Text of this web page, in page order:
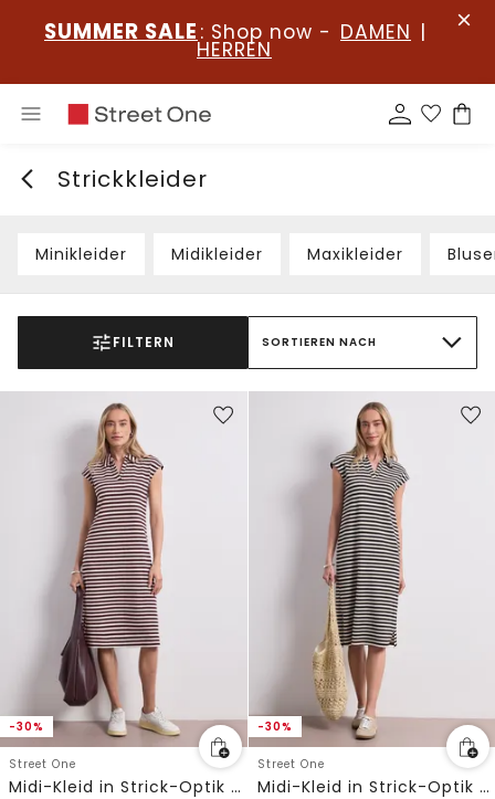
SUMMER SALE : Shop now - DAMEN |
HERREN
Strickkleider
Minikleider Midikleider Maxikleider
FILTERN SORTIEREN NACH
-30%
Street One
Midi-Kleid in Strick-Optik mit Streifen
-30%
Street One
Midi-Kleid in Strick-Optik mit Streifen